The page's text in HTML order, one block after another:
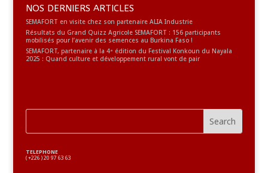
NOS DERNIERS ARTICLES
SEMAFORT en visite chez son partenaire ALIA Industrie
Résultats du Grand Quizz Agricole SEMAFORT : 156 participants
mobilisés pour l’avenir des semences au Burkina Faso !
SEMAFORT, partenaire à la 4ᵉ édition du Festival Konkoun du Nayala
2025 : Quand culture et développement rural vont de pair
TELEPHONE
( +226 ) 20 97 63 63